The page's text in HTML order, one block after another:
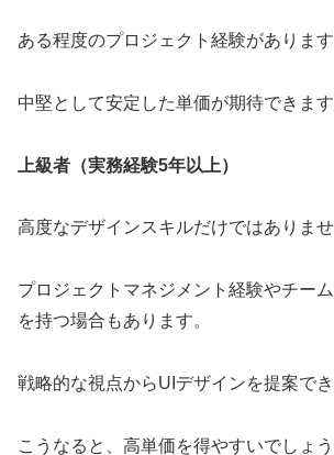
ある程度のプロジェクト経験があります
中堅として安定した単価が期待できます
上級者（実務経験5年以上）
高度なデザインスキルだけではありませ
プロジェクトマネジメント経験やチー
を持つ場合もあります。
戦略的な視点からUIデザインを提案でき
こうなると、高単価を得やすいでしょう